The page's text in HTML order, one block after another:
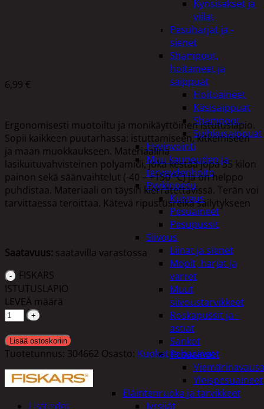
Kynsisakset ja
viilat
Pesuharjat ja -
sienet
Shampoot,
hoitaineet ja
saippuat
Hoitoaineet
Käsisaippuat
Shampoot
Suihkusaippuat
Hyvinvointi
Muu kauneuden ja
terveydenhoito
Pyykinpesu
Kuivaus
Pesuaineet
Pesupussit
Siivous
Liinat ja sienet
Mopit, harjat ja
varret
Muut
siivoustarvikkeet
Roskapussit ja -
astiat
Sankot
Pesuaineet
Yleispesuaineet
Eläintenruoka ja tarvikkeet
Jyrsijät
FISKARS ISTUTUSLAPIO LEVEÄ
6,99 €
Ergonomisesti muotoiltu ja monikäyttöinen istutuslapio.
Sopii kaikkeen puutarhassa: istuttamiseen, kitkemiseen
ja maan muokkaukseen. Materiaalina
lasikuituvahvisteinen polyamidi, joka kestää jopa 35 kilon
painon sekä säänvaihtelut (-40 – +150 °C) ja on helppo
puhdistaa. Materiaali on täysin kierrätettävissä. Terän voi
tarvittaessa teroittaa. Kätevä ripustusreikä säilytykseen
Saatavuus: saatavilla varastossa
FISKARS
ISTUTUSLAPIO
LEVEÄ määrä
Lisää ostoskoriin
Tuotetunnus: 304662 Osasto: Kuokat ja haravat
Lisätiedot